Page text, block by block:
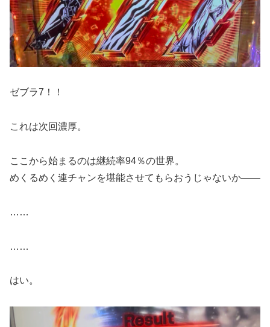
ゼブラ7！！
これは次回濃厚。
ここから始まるのは継続率94％の世界。
めくるめく連チャンを堪能させてもらおうじゃないか――
……
……
はい。